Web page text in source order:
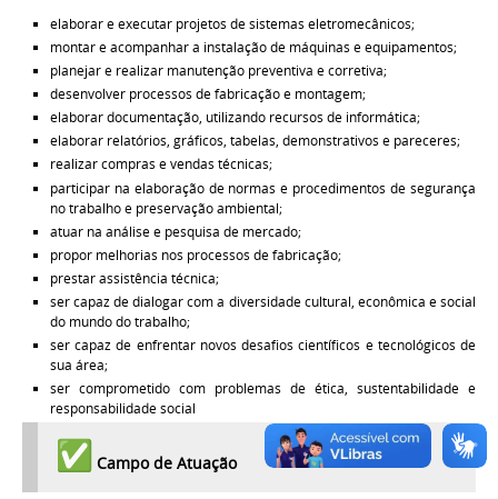
elaborar e executar projetos de sistemas eletromecânicos;
montar e acompanhar a instalação de máquinas e equipamentos;
planejar e realizar manutenção preventiva e corretiva;
desenvolver processos de fabricação e montagem;
elaborar documentação, utilizando recursos de informática;
elaborar relatórios, gráficos, tabelas, demonstrativos e pareceres;
realizar compras e vendas técnicas;
participar na elaboração de normas e procedimentos de segurança
no trabalho e preservação ambiental;
atuar na análise e pesquisa de mercado;
propor melhorias nos processos de fabricação;
prestar assistência técnica;
ser capaz de dialogar com a diversidade cultural, econômica e social
do mundo do trabalho;
ser capaz de enfrentar novos desafios científicos e tecnológicos de
sua área;
ser comprometido com problemas de ética, sustentabilidade e
responsabilidade social
Campo de Atuação